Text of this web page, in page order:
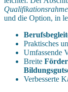
und die Option, in
Praktisches
Umfassende
Breite
Verbesserte